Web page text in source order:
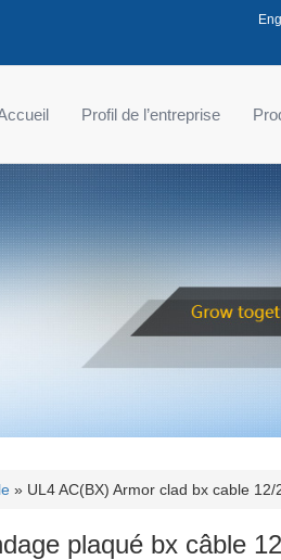
Profil de l’entreprise
» UL4 AC(BX) Armor clad bx cable 12/
plaqué bx câble